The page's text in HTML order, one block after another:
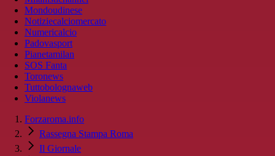
Mondoudinese
Notiziecalciomercato
Numericalcio
Padovasport
Pianetamilan
SOS Fanta
Toronews
Tuttobolognaweb
Violanews
Forzaroma.info
Rassegna Stampa Roma
Il Giornale